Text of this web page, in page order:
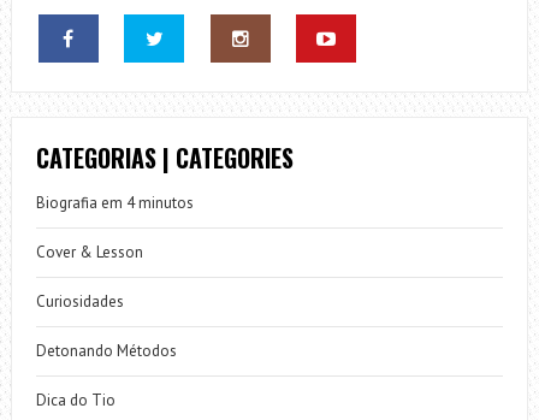
CATEGORIAS | CATEGORIES
Biografia em 4 minutos
Cover & Lesson
Curiosidades
Detonando Métodos
Dica do Tio